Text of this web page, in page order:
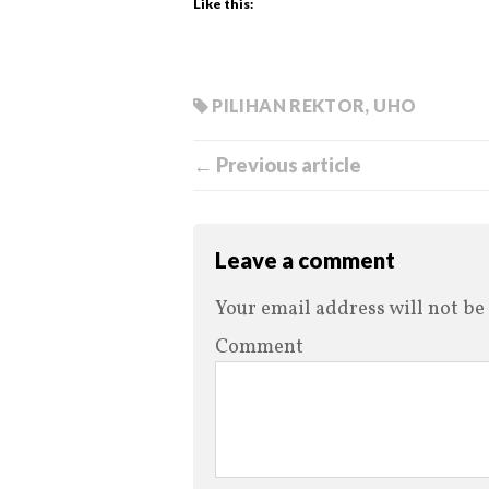
Like this:
PILIHAN REKTOR, UHO
← Previous article
Leave a comment
Your email address will not
Comment